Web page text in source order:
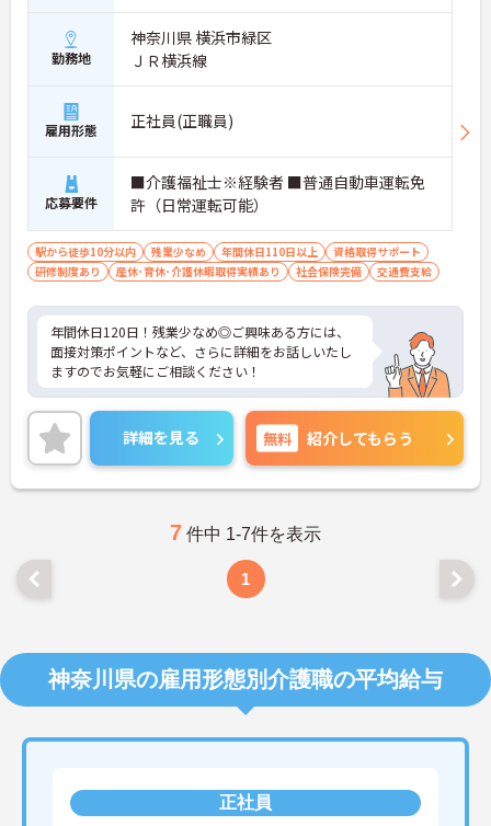
勤務地
神奈川県 横浜市緑区
ＪＲ横浜線
雇用形態 正社員(正職員)
応募要件
■介護福祉士※経験者 ■普通自動車運転免
許（日常運転可能）
駅から徒歩10分以内 残業少なめ 年間休日110日以上
資格取得サポート
研修制度あり
産休･育休･介護休暇取得実績あり 社会保険完備 交通費支給
年間休日120日！残業少なめ◎ご興味ある方には、
面接対策ポイントなど、さらに詳細をお話しいたし
ますのでお気軽にご相談ください！
詳細を見る 無料 紹介してもらう
7 件中 1-7件を表示
1
神奈川県の雇用形態別介護職の平均給与
正社員